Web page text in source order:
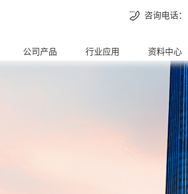
咨询电话：
公司产品 行业应用 资料中心
软件下载
驱动下载
资料下载
视频教程
常见问题